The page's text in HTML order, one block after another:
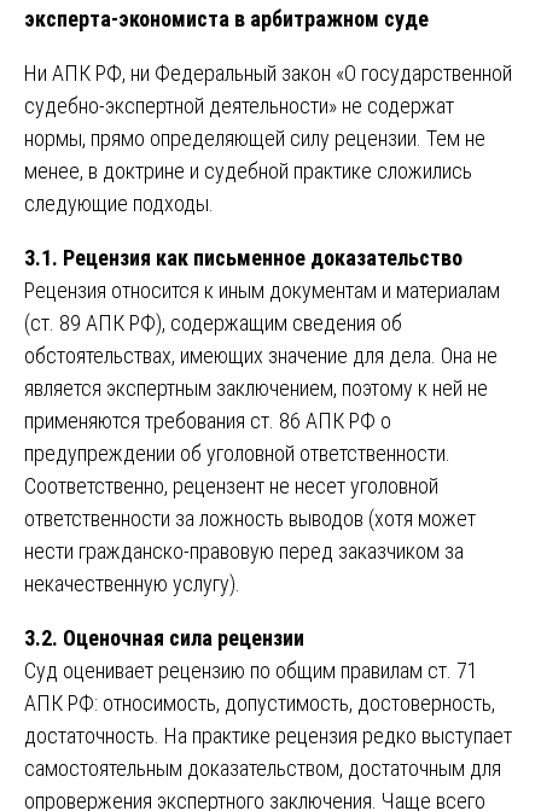
эксперта-экономиста в арбитражном суде
Ни АПК РФ, ни Федеральный закон «О государственной
судебно-экспертной деятельности» не содержат
нормы, прямо определяющей силу рецензии. Тем не
менее, в доктрине и судебной практике сложились
следующие подходы.
3.1. Рецензия как письменное доказательство
Рецензия относится к иным документам и материалам
(ст. 89 АПК РФ), содержащим сведения об
обстоятельствах, имеющих значение для дела. Она не
является экспертным заключением, поэтому к ней не
применяются требования ст. 86 АПК РФ о
предупреждении об уголовной ответственности.
Соответственно, рецензент не несет уголовной
ответственности за ложность выводов (хотя может
нести гражданско-правовую перед заказчиком за
некачественную услугу).
3.2. Оценочная сила рецензии
Суд оценивает рецензию по общим правилам ст. 71
АПК РФ: относимость, допустимость, достоверность,
достаточность. На практике рецензия редко выступает
самостоятельным доказательством, достаточным для
опровержения экспертного заключения. Чаще всего